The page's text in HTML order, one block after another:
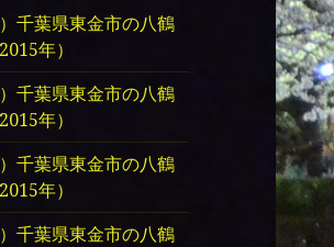
）千葉県東金市の八鶴
年）
）千葉県東金市の八鶴
年）
）千葉県東金市の八鶴
年）
）千葉県東金市の八鶴